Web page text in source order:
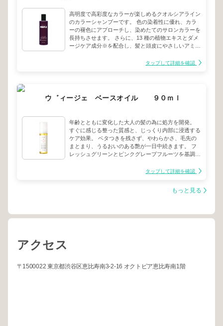
高明度で高彩度なカラーが楽しめるクオルシアライン
のカラーシャンプーです。 色の染着性に優れ、カラ
ーの褪色にアプローチし、染めたてのサロンカラーを
長持ちさせます。 さらに、13 種の植物エキスとダメ
ージケア成分※を配合し、髪と頭皮にやさしいアミノ
た髪をサポートします。※加水分解ケラチン（羊毛）
タップして詳細を確認
ウ゛ィージェ ベースオイル ９０ｍｌ
年齢とともに変化した大人の髪の為に処方を開発。
すぐに感じる整った質感と、じっくり内部に浸透する
ケア効果。 ベタつきを残さず、やわらかさ、毛先の
まとまり、うるおいのある艶が一日中続きます。 フ
レッシュグリーンとピンクグレープフルーツを基調と
タップして詳細を確認
もっと見る
アクセス
〒1500022 東京都渋谷区恵比寿南3-2-16 オクトピア恵比寿南1階